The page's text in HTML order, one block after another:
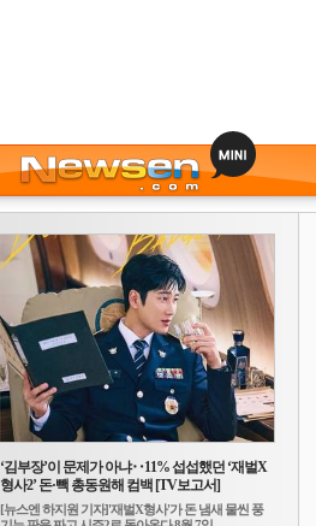
‘김부장’이 문제가 아냐‥11% 섭섭했던 ‘재벌X
형사2’ 돈·빽 총동원해 컴백 [TV보고서]
[뉴스엔 하지원 기자]'재벌X형사'가 돈 냄새 물씬 풍